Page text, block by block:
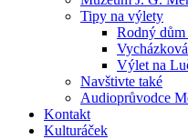
Tipy na výlety
Rodný dům
Výlet na
Navštivte také
Audioprůvodce
Kontakt
Kulturáček